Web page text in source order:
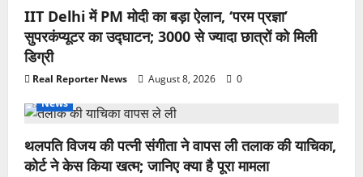
IIT Delhi में PM मोदी का बड़ा ऐलान, ‘परम प्रज्ञा’
सुपरकंप्यूटर का उद्घाटन; 3000 से ज्यादा छात्रों को मिली
डिग्री
Real Reporter News August 8, 2026
0
News
थलपति विजय की पत्नी संगीता ने वापस ली तलाक की याचिका,
कोर्ट ने केस किया खत्म; जानिए क्या है पूरा मामला